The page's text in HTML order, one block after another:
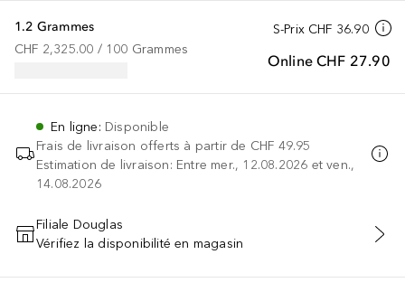
S-Prix CHF 36.90
Online CHF 27.90
1.2 Grammes
CHF 2,325.00 / 100 Grammes
En ligne: Disponible
Frais de livraison offerts à partir de CHF 49.95
Estimation de livraison: Entre mer., 12.08.2026 et ven.,
14.08.2026
AJOUTER AU PANIER
Filiale Douglas
Vérifiez la disponibilité en magasin